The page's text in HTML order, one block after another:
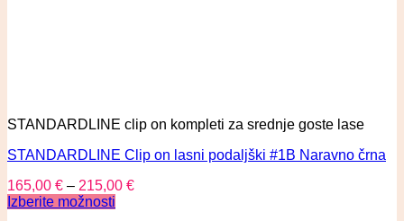
STANDARDLINE clip on kompleti za srednje goste lase
STANDARDLINE Clip on lasni podaljški #1B Naravno črna
165,00 € – 215,00 €
Izberite možnosti